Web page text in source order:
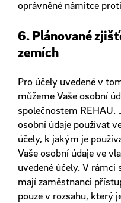
oprávněné námitce
6. Plánované
zemích
Pro účely uvedené v
můžeme Vaše osobní
společnostem REHAU.
osobní údaje používat
účely, k jakým je
Vaše osobní údaje ve
uvedené účely. V rámci
mají zaměstnanci
pouze v rozsahu, který